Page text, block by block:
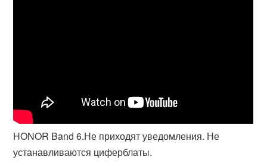
HONOR Band 6.Не приходят уведомления. Не
устанавливаются циферблаты.